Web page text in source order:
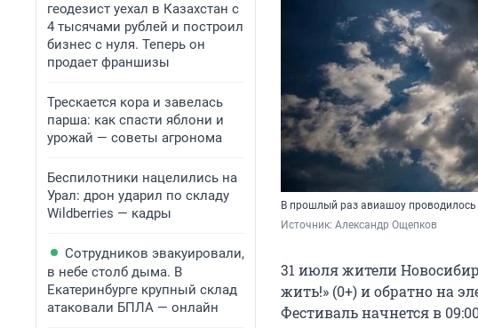
геодезист уехал в Казахстан с
4 тысячами рублей и построил
бизнес с нуля. Теперь он
продает франшизы
Трескается кора и завелась
парша: как спасти яблони и
урожай — советы агронома
Беспилотники нацелились на
Урал: дрон ударил по складу
Wildberries — кадры
Сотрудников эвакуировали,
в небе столб дыма. В
Екатеринбурге крупный склад
атаковали БПЛА — онлайн
В прошлый раз авиашоу проводилось
Источник: Александр Ощепков
31 июля жители
жить!» (0+) и обратно на
Фестиваль начнется в